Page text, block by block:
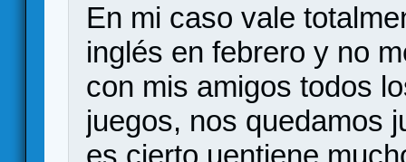
En mi caso vale
inglés en febrero y no
con mis amigos todos
juegos, nos quedamos